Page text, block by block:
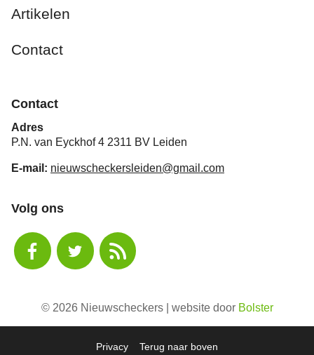
Artikelen
Contact
Contact
Adres
P.N. van Eyckhof 4 2311 BV Leiden
E-mail: nieuwscheckersleiden@gmail.com
Volg ons
© 2026 Nieuwscheckers | website door Bolster
Privacy Terug naar boven